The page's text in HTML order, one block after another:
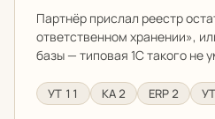
Партнёр прислал реестр
ответственном хранении»,
базы — типовая 1С такого не
УТ 11 КА 2 ERP 2